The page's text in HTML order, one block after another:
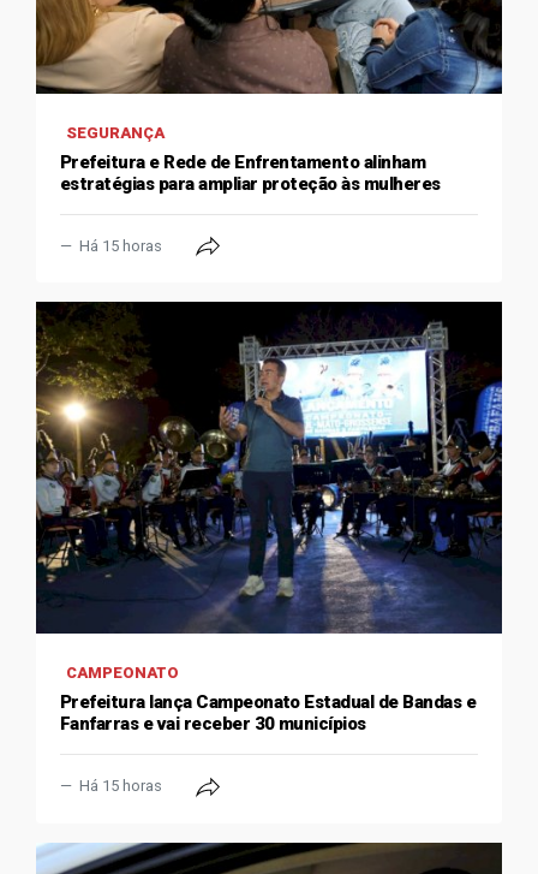
SEGURANÇA
Prefeitura e Rede de Enfrentamento alinham
estratégias para ampliar proteção às mulheres
Há 15 horas
CAMPEONATO
Prefeitura lança Campeonato Estadual de Bandas e
Fanfarras e vai receber 30 municípios
Há 15 horas